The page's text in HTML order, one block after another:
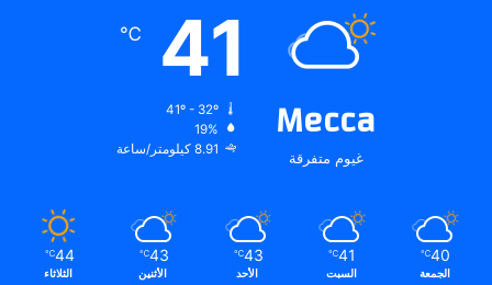
Mecca
غيوم متفرقة
41
℃
19%
8.91 كيلومتر/ساعة
40
℃
الجمعة
41
℃
السبت
43
℃
الأحد
43
℃
الأثنين
44
℃
الثلاثاء